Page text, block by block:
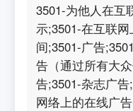
3501-为他人在互
示;3501-在互联
间;3501-广告
告（通过所有大
告;3501-杂志广
网络上的在线广告